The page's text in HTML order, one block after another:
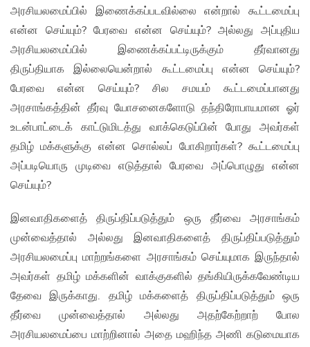
அரசியலமைப்பில் இணைக்கப்படவில்லை என்றால் கூட்டமைப்பு
என்ன செய்யும்? பேரவை என்ன செய்யும்? அல்லது அப்புதிய
அரசியலமைப்பில் இணைக்கப்பட்டிருக்கும் தீர்வானது
திருப்தியாக இல்லையென்றால் கூட்டமைப்பு என்ன செய்யும்?
பேரவை என்ன செய்யும்? சில சமயம் கூட்டமைப்பானது
அரசாங்கத்தின் தீர்வு யோசனைகளோடு தந்திரோபாயமான ஓர்
உடன்பாட்டைக் காட்டுமிடத்து வாக்கெடுப்பின் போது அவர்கள்
தமிழ் மக்களுக்கு என்ன சொல்லப் போகிறார்கள்? கூட்டமைப்பு
அப்படியொரு முடிவை எடுத்தால் பேரவை அப்பொழுது என்ன
செய்யும்?
இனவாதிகளைத் திருப்திப்படுத்தும் ஒரு தீர்வை அரசாங்கம்
முன்வைத்தால் அல்லது இனவாதிகளைத் திருப்திப்படுத்தும்
அரசியலமைப்பு மாற்றங்களை அரசாங்கம் செய்யுமாக இருந்தால்
அவர்கள் தமிழ் மக்களின் வாக்குகளில் தங்கியிருக்கவேண்டிய
தேவை இருக்காது. தமிழ் மக்களைத் திருப்திப்படுத்தும் ஒரு
தீர்வை முன்வைத்தால் அல்லது அதற்கேற்றாற் போல
அரசியலமைப்பை மாற்றினால் அதை மஹிந்த அணி கடுமையாக